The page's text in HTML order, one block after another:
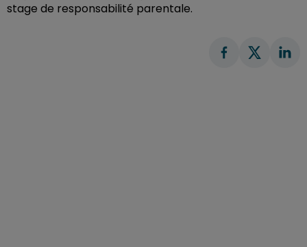
stage de responsabilité parentale.